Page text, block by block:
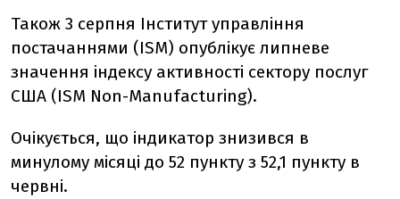
Також 3 серпня Інститут управління
постачаннями (ISM) опублікує липневе
значення індексу активності сектору послуг
США (ISM Non-Manufacturing).
Очікується, що індикатор знизився в
минулому місяці до 52 пункту з 52,1 пункту в
червні.